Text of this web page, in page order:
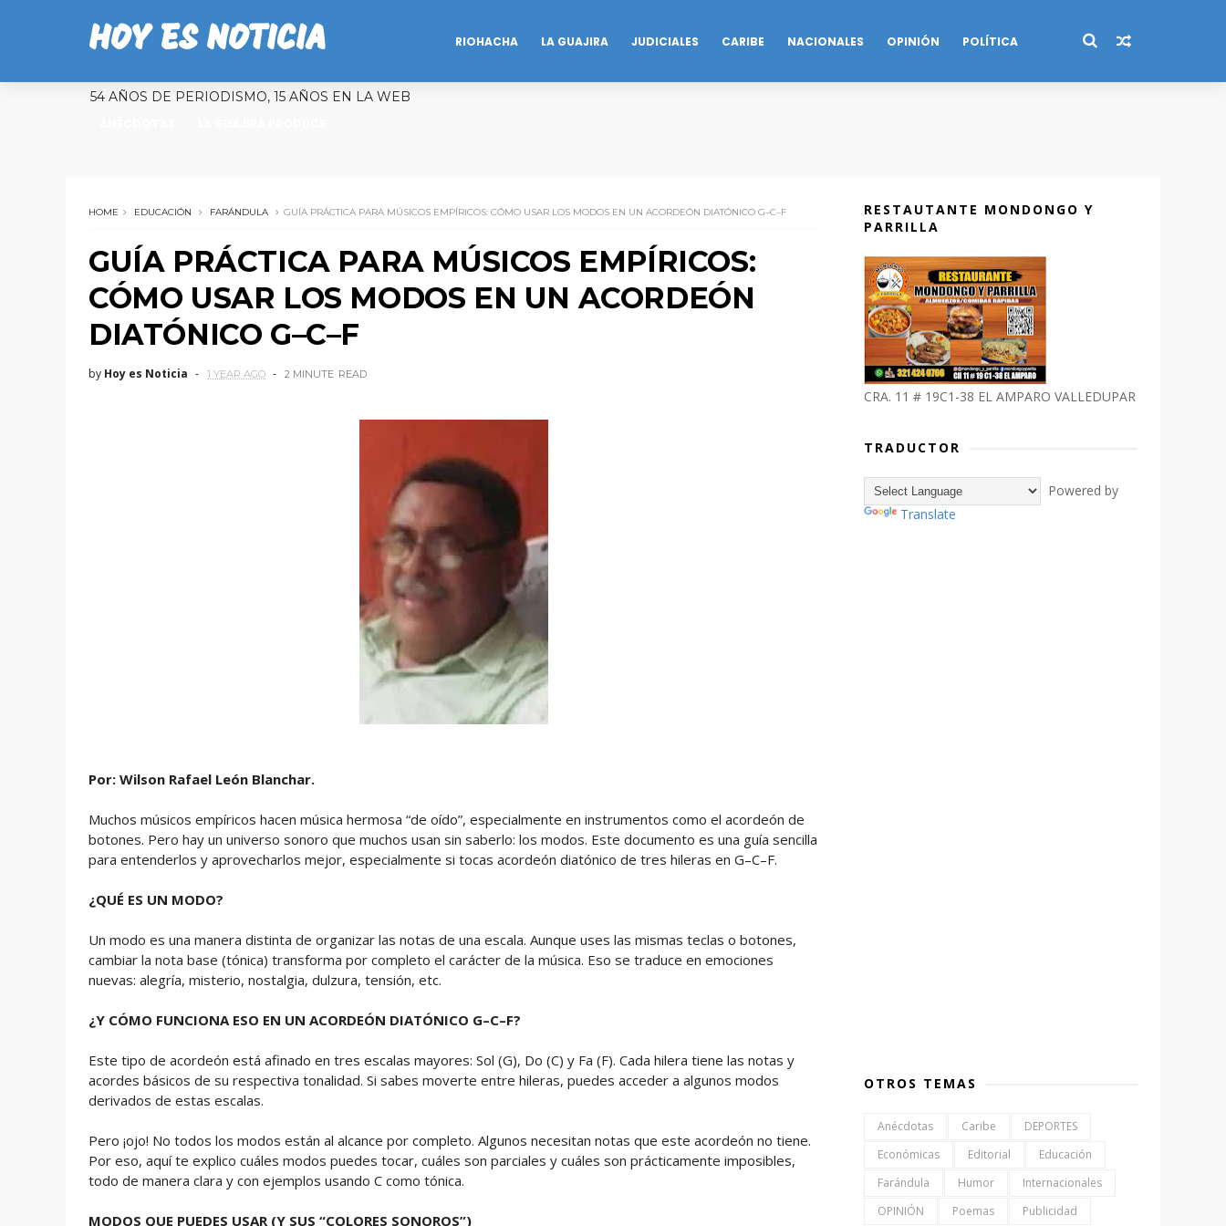
HOY ES NOTICIA
54 AÑOS DE PERIODISMO, 15 AÑOS EN LA WEB
RIOHACHA LA GUAJIRA JUDICIALES CARIBE NACIONALES OPINIÓN POLÍTICA
HOME EDUCACIÓN FARÁNDULA GUÍA PRÁCTICA PARA MÚSICOS EMPÍRICOS: CÓMO USAR LOS MODOS EN UN ACORDEÓN DIATÓNICO G–C–F
GUÍA PRÁCTICA PARA MÚSICOS EMPÍRICOS:
CÓMO USAR LOS MODOS EN UN ACORDEÓN
DIATÓNICO G–C–F
by Hoy es Noticia 1 YEAR AGO 2 MINUTE READ
Por: Wilson Rafael León Blanchar.
Muchos músicos empíricos hacen música hermosa “de oído”, especialmente en instrumentos como el acordeón de
botones. Pero hay un universo sonoro que muchos usan sin saberlo: los modos. Este documento es una guía sencilla
para entenderlos y aprovecharlos mejor, especialmente si tocas acordeón diatónico de tres hileras en G–C–F.
¿QUÉ ES UN MODO?
Un modo es una manera distinta de organizar las notas de una escala. Aunque uses las mismas teclas o botones,
cambiar la nota base (tónica) transforma por completo el carácter de la música. Eso se traduce en emociones
nuevas: alegría, misterio, nostalgia, dulzura, tensión, etc.
¿Y CÓMO FUNCIONA ESO EN UN ACORDEÓN DIATÓNICO G–C–F?
Este tipo de acordeón está afinado en tres escalas mayores: Sol (G), Do (C) y Fa (F). Cada hilera tiene las notas y
acordes básicos de su respectiva tonalidad. Si sabes moverte entre hileras, puedes acceder a algunos modos
derivados de estas escalas.
Pero ¡ojo! No todos los modos están al alcance por completo. Algunos necesitan notas que este acordeón no tiene.
Por eso, aquí te explico cuáles modos puedes tocar, cuáles son parciales y cuáles son prácticamente imposibles,
todo de manera clara y con ejemplos usando C como tónica.
MODOS QUE PUEDES USAR (Y SUS “COLORES SONOROS”)
RESTAUTANTE MONDONGO Y
PARRILLA
CRA. 11 # 19C1-38 EL AMPARO VALLEDUPAR
TRADUCTOR
Powered by
Translate
OTROS TEMAS
Anécdotas Caribe
DEPORTES
Económicas
Editorial
Educación
Farándula
Humor
Internacionales
OPINIÓN
Poemas Publicidad